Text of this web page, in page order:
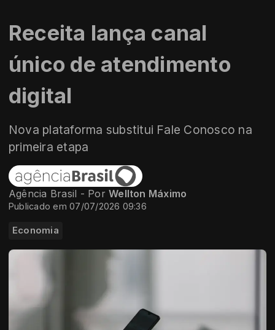
Receita lança canal
único de atendimento
digital
Nova plataforma substitui Fale Conosco na
primeira etapa
Agência Brasil - PorWellton Máximo
Publicado em 07/07/2026 09:36
Economia